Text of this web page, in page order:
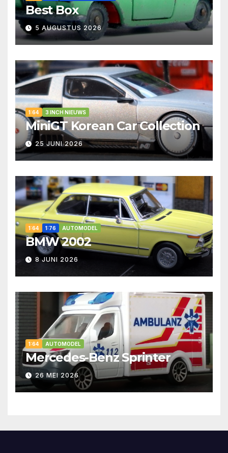
Best Box
5 AUGUSTUS 2026
1:64 3 INCH NIEUWS
MiniGT Korean Car Collection
25 JUNI 2026
1:64 1:76 AUTOMODEL
BMW 2002
8 JUNI 2026
1:64 AUTOMODEL
Mercedes-Benz Sprinter
26 MEI 2026